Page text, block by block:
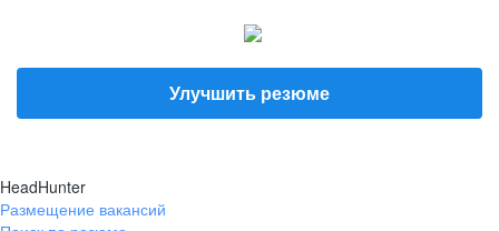
Улучшить резюме
HeadHunter
Размещение вакансий